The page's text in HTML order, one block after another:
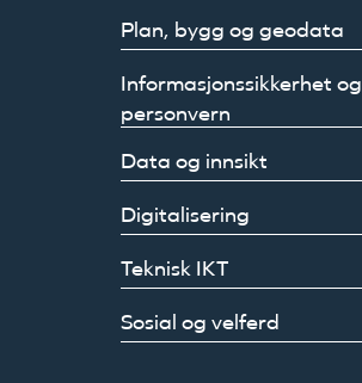
Plan, bygg og geodata
Informasjonssikkerhet og
personvern
Data og innsikt
Digitalisering
Teknisk IKT
Sosial og velferd